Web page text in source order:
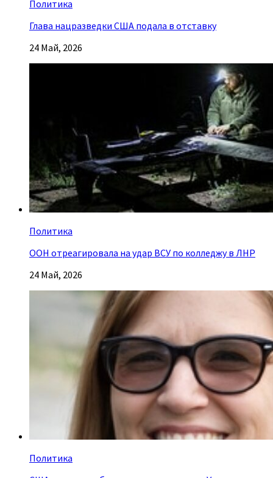
Политика
Глава нацразведки США подала в отставку
24 Май, 2026
Политика
ООН отреагировала на удар ВСУ по колледжу в ЛНР
24 Май, 2026
Политика